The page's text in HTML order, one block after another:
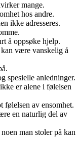
mange.
hos andre.
ikke adresseres.
å oppsøke hjelp.
være vanskelig å
spesielle anledninger.
er alene i følelsen
følelsen av ensomhet.
en naturlig del av
man stoler på kan